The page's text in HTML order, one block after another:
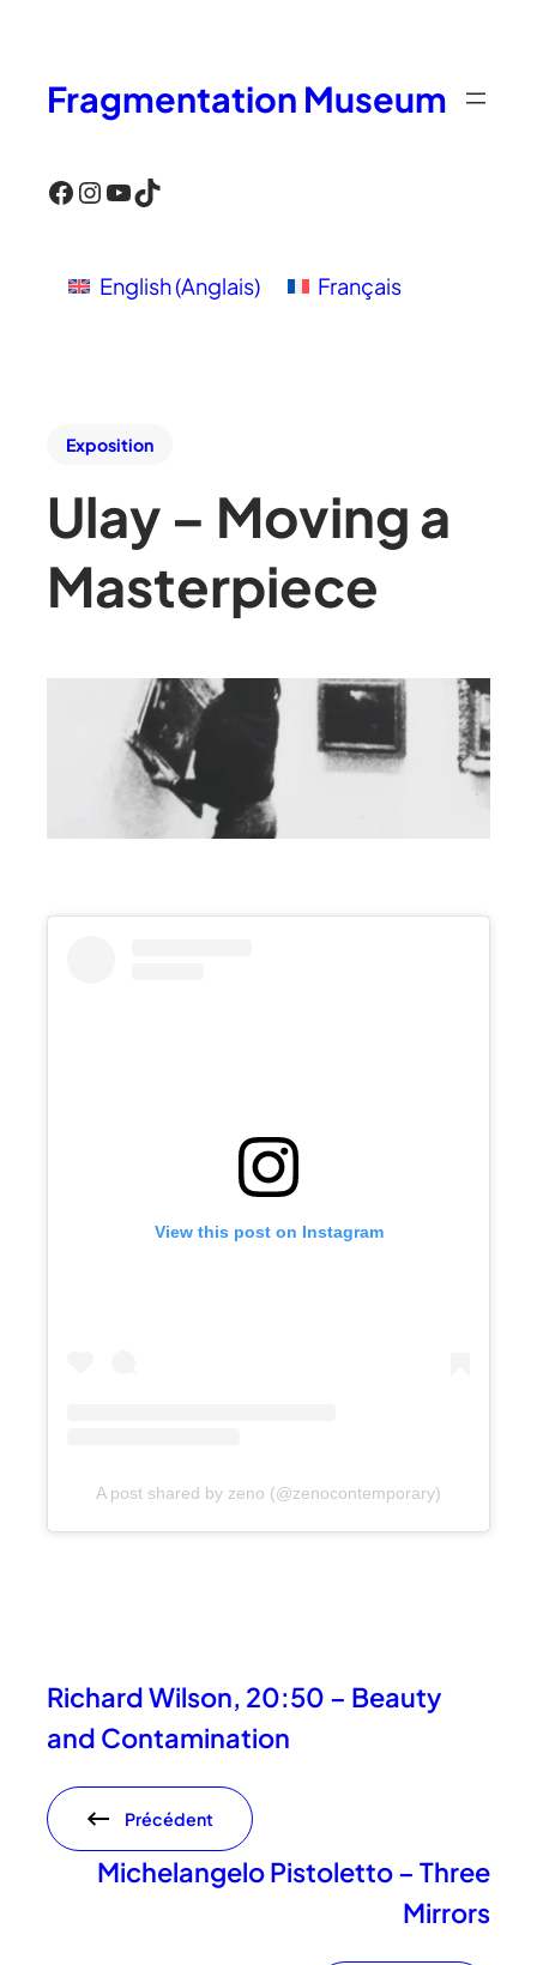
Fragmentation Museum
Facebook InstagramYouTube TikTok
English(Anglais) Français
Exposition
Ulay – Moving a
Masterpiece
View this post on Instagram
A post shared by zeno (@zenocontemporary)
Richard Wilson, 20:50 – Beauty
and Contamination
Précédent
Michelangelo Pistoletto – Three
Mirrors